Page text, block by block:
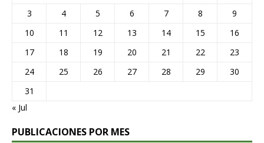
3
4 5 6 7 8
9
10
11 12 13 14 15
16
17
18 19 20 21 22
23
24
25 26 27 28 29
30
31
« Jul
PUBLICACIONES POR MES